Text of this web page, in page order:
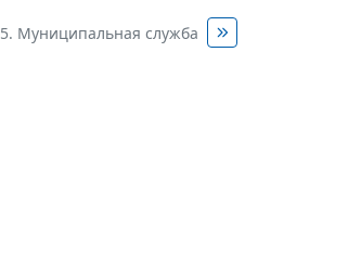
Муниципальная служба